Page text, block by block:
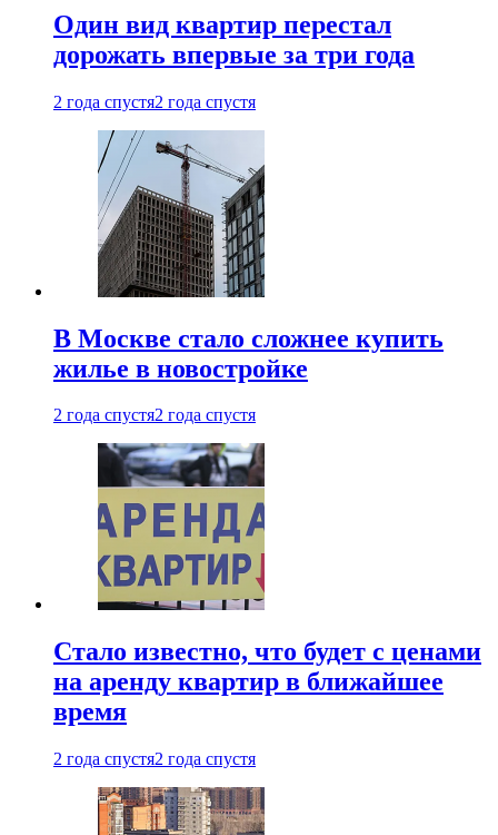
Один вид квартир перестал
дорожать впервые за три года
2 года спустя2 года спустя
В Москве стало сложнее купить
жилье в новостройке
2 года спустя2 года спустя
Стало известно, что будет с ценами
на аренду квартир в ближайшее
время
2 года спустя2 года спустя